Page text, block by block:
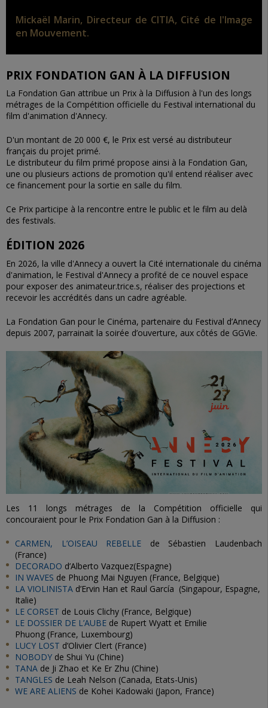
Mickaël Marin, Directeur de CITIA, Cité de l'Image
en Mouvement.
PRIX FONDATION GAN À LA DIFFUSION
La Fondation Gan attribue un Prix à la Diffusion à l'un des longs
métrages de la Compétition officielle du Festival international du
film d'animation d'Annecy.
D'un montant de 20 000 €, le Prix est versé au distributeur
français du projet primé.
Le distributeur du film primé propose ainsi à la Fondation Gan,
une ou plusieurs actions de promotion qu'il entend réaliser avec
ce financement pour la sortie en salle du film.
Ce Prix participe à la rencontre entre le public et le film au delà
des festivals.
ÉDITION 2026
En 2026, la ville d'Annecy a ouvert la Cité internationale du cinéma
d'animation, le Festival d'Annecy a profité de ce nouvel espace
pour exposer des animateur.trice.s, réaliser des projections et
recevoir les accrédités dans un cadre agréable.
La Fondation Gan pour le Cinéma, partenaire du Festival d’Annecy
depuis 2007, parrainait la soirée d’ouverture, aux côtés de GGVie.
Les 11 longs métrages de la Compétition officielle qui
concouraient pour le Prix Fondation Gan à la Diffusion :
CARMEN, L’OISEAU REBELLE de Sébastien Laudenbach
(France)
DECORADO d’Alberto Vazquez(Espagne)
IN WAVES de Phuong Mai Nguyen (France, Belgique)
LA VIOLINISTA d’Ervin Han et Raul García (Singapour, Espagne,
Italie)
LE CORSET de Louis Clichy (France, Belgique)
LE DOSSIER DE L’AUBE de Rupert Wyatt et Emilie
Phuong (France, Luxembourg)
LUCY LOST d’Olivier Clert (France)
NOBODY de Shui Yu (Chine)
TANA de Ji Zhao et Ke Er Zhu (Chine)
TANGLES de Leah Nelson (Canada, Etats-Unis)
WE ARE ALIENS de Kohei Kadowaki (Japon, France)